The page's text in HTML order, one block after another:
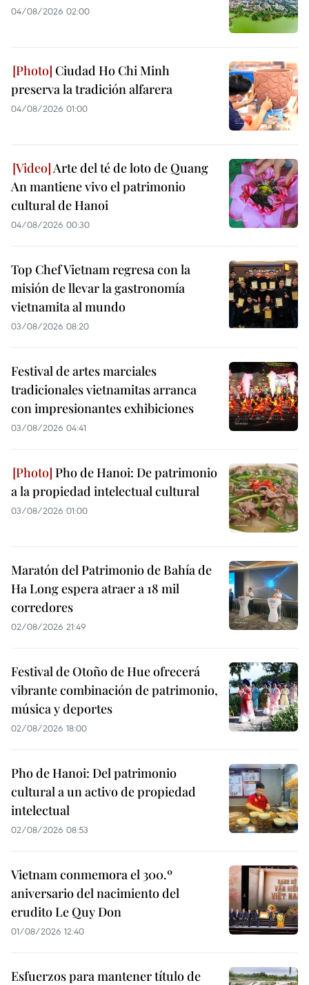
04/08/2026 02:00
Ciudad Ho Chi Minh
preserva la tradición alfarera
04/08/2026 01:00
Arte del té de loto de Quang
An mantiene vivo el patrimonio
cultural de Hanoi
04/08/2026 00:30
Top Chef Vietnam regresa con la
misión de llevar la gastronomía
vietnamita al mundo
03/08/2026 08:20
Festival de artes marciales
tradicionales vietnamitas arranca
con impresionantes exhibiciones
03/08/2026 04:41
Pho de Hanoi: De patrimonio
a la propiedad intelectual cultural
03/08/2026 01:00
Maratón del Patrimonio de Bahía de
Ha Long espera atraer a 18 mil
corredores
02/08/2026 21:49
Festival de Otoño de Hue ofrecerá
vibrante combinación de patrimonio,
música y deportes
02/08/2026 18:00
Pho de Hanoi: Del patrimonio
cultural a un activo de propiedad
intelectual
02/08/2026 08:53
Vietnam conmemora el 300.º
aniversario del nacimiento del
erudito Le Quy Don
01/08/2026 12:40
Esfuerzos para mantener título de